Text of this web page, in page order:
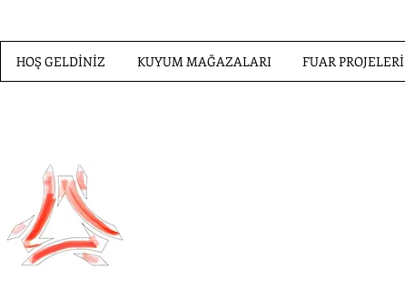
HOŞ GELDİNİZ KUYUM MAĞAZALARI FUAR PROJELERİ